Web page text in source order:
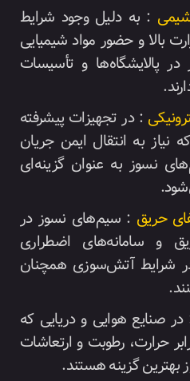
: به دلیل وجود شرایط
بالا و حضور مواد شیمیایی
پالایشگاه‌ها و تأسیسات
: در تجهیزات پیشرفته
نیاز به انتقال ایمن جریان
نسوز به عنوان گزینه‌ای
حریق : سیم‌های نسوز در
و سامانه‌های اضطراری
شرایط آتش‌سوزی همچنان
در صنایع هوایی و دریایی که
حرارت، رطوبت و ارتعاشات
بهترین گزینه هستند.